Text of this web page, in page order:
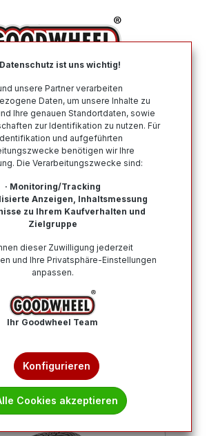
Größe 195 65 R15
in der Größe 195 65 R15
Sie Winterreifen renommierter
der Größe 195 65 R15. Schneller
Support durch unsere
auf Rechnung möglich!
ich meine Reifengröße?
Produkte filtern
2 3 4 5
ist uns wichtig!
unsere Partner verarbeiten
Daten, um unsere Inhalte zu
Ihre genauen Standortdaten, sowie
zur Identifikation zu nutzen. Für
und aufgeführten
benötigen wir Ihre
Die Verarbeitungszwecke sind:
· Monitoring/Tracking
Anzeigen, Inhaltsmessung
zu Ihrem Kaufverhalten und
Zielgruppe
dieser Zuwilligung jederzeit
und Ihre Privatsphäre-Einstellungen
anpassen.
Ihr Goodwheel Team
Konfigurieren
Cookies akzeptieren